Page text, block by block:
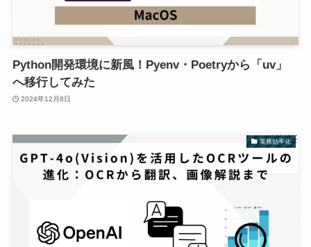
Python開発環境に新風！Pyenv・Poetryから「uv」
へ移行してみた
2024年12月8日
業務効率化